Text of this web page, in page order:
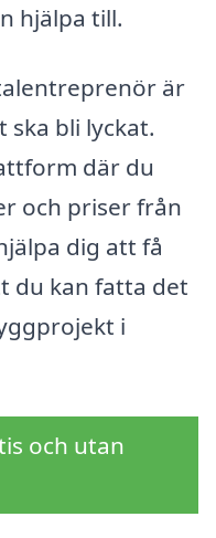
hjälpa till.
är
bli lyckat.
där du
och priser från
dig att få
du kan fatta det
i
och utan